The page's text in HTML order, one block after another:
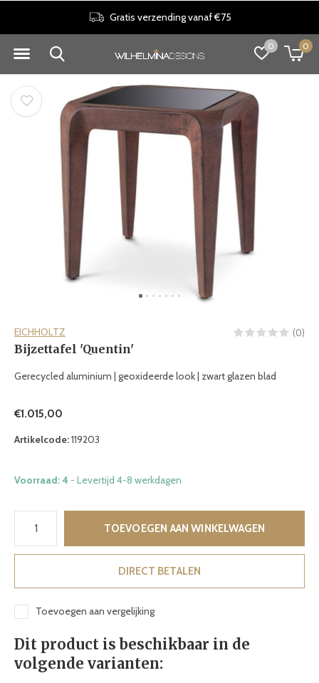
0 0
Gratis verzending vanaf €75
EICHHOLTZ (0)
Bijzettafel 'Quentin'
Gerecycled aluminium | geoxideerde look | zwart glazen blad
€1.015,00
Artikelcode:119203
Voorraad: 4 - Levertijd 4-8 werkdagen
TOEVOEGEN AAN WINKELWAGEN
DIRECT BETALEN
Toevoegen aan vergelijking
Dit product is beschikbaar in de
volgende varianten: